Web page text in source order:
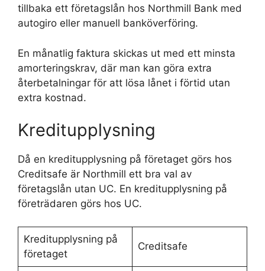
tillbaka ett företagslån hos Northmill Bank med
autogiro eller manuell banköverföring.
En månatlig faktura skickas ut med ett minsta
amorteringskrav, där man kan göra extra
återbetalningar för att lösa lånet i förtid utan
extra kostnad.
Kreditupplysning
Då en kreditupplysning på företaget görs hos
Creditsafe är Northmill ett bra val av
företagslån utan UC. En kreditupplysning på
företrädaren görs hos UC.
Kreditupplysning på
företaget
Creditsafe